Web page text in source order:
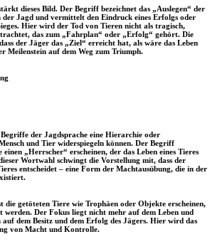
dieses Bild. Der Begriff bezeichnet das „Auslegen“ der
der Jagd und vermittelt den Eindruck eines Erfolgs oder
Hier wird der Tod von Tieren nicht als tragisch,
das zum „Fahrplan“ oder „Erfolg“ gehört. Die
der Jäger das „Ziel“ erreicht hat, als wäre das Leben
Meilenstein auf dem Weg zum Triumph.
der Jagdsprache eine Hierarchie oder
und Tier widerspiegeln können. Der Begriff
„Herrscher“ erscheinen, der das Leben eines Tieres
Wortwahl schwingt die Vorstellung mit, dass der
entscheidet – eine Form der Machtausübung, die in der
die getöteten Tiere wie Trophäen oder Objekte erscheinen,
werden. Der Fokus liegt nicht mehr auf dem Leben und
dem Besitz und dem Erfolg des Jägers. Hier wird das
von Macht und Kontrolle.